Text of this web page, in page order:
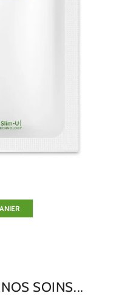
- SD STUBBORN
SOINS...